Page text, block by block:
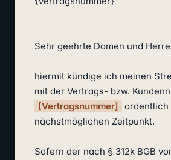
Sehr geehrte Damen und
hiermit kündige ich meinen
[Vertragsnummer]
ordentlich
nächstmöglichen Zeitpunkt.
Sofern der nach § 312k BGB